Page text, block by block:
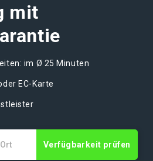
mit
im Ø 25 Minuten
EC-Karte
Verfügbarkeit prüfen